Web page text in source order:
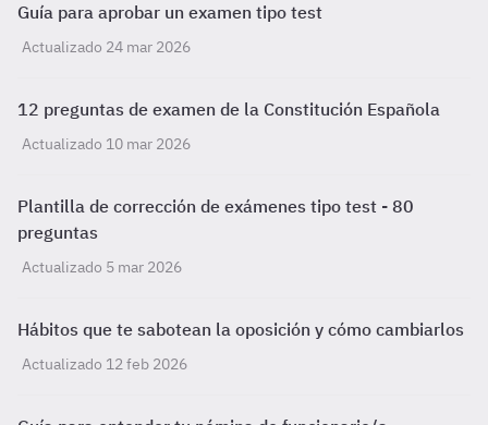
Guía para aprobar un examen tipo test
Actualizado 24 mar 2026
12 preguntas de examen de la Constitución Española
Actualizado 10 mar 2026
Plantilla de corrección de exámenes tipo test - 80
preguntas
Actualizado 5 mar 2026
Hábitos que te sabotean la oposición y cómo cambiarlos
Actualizado 12 feb 2026